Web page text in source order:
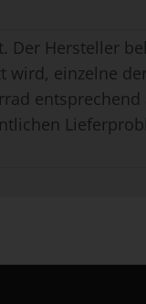
Der Hersteller
wird, einzelne